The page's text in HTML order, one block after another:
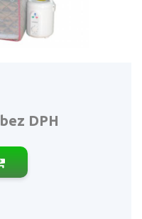
bez DPH